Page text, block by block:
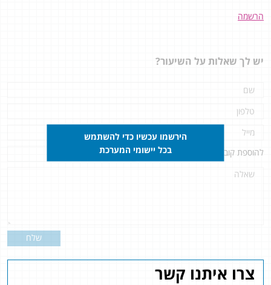
צרו איתנו קשר
הרשמה
יש לך שאלות על השיעור?
להוספת קובץ
שלח
הירשמו עכשיו כדי להשתמש
בכל יישומי המערכת